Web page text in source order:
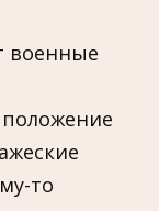
военные
то